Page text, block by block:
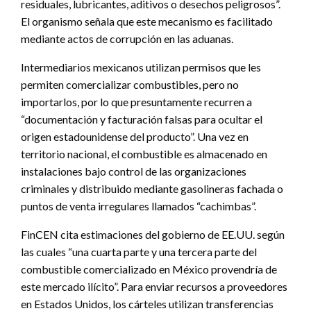
residuales, lubricantes, aditivos o desechos peligrosos”.
El organismo señala que este mecanismo es facilitado
mediante actos de corrupción en las aduanas.
Intermediarios mexicanos utilizan permisos que les
permiten comercializar combustibles, pero no
importarlos, por lo que presuntamente recurren a
“documentación y facturación falsas para ocultar el
origen estadounidense del producto”. Una vez en
territorio nacional, el combustible es almacenado en
instalaciones bajo control de las organizaciones
criminales y distribuido mediante gasolineras fachada o
puntos de venta irregulares llamados “cachimbas”.
FinCEN cita estimaciones del gobierno de EE.UU. según
las cuales “una cuarta parte y una tercera parte del
combustible comercializado en México provendría de
este mercado ilícito”. Para enviar recursos a proveedores
en Estados Unidos, los cárteles utilizan transferencias